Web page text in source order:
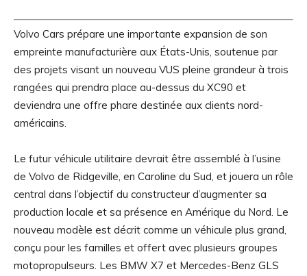
Volvo Cars prépare une importante expansion de son
empreinte manufacturière aux États-Unis, soutenue par
des projets visant un nouveau VUS pleine grandeur à trois
rangées qui prendra place au-dessus du XC90 et
deviendra une offre phare destinée aux clients nord-
américains.
Le futur véhicule utilitaire devrait être assemblé à l’usine
de Volvo de Ridgeville, en Caroline du Sud, et jouera un rôle
central dans l’objectif du constructeur d’augmenter sa
production locale et sa présence en Amérique du Nord. Le
nouveau modèle est décrit comme un véhicule plus grand,
conçu pour les familles et offert avec plusieurs groupes
motopropulseurs. Les BMW X7 et Mercedes-Benz GLS